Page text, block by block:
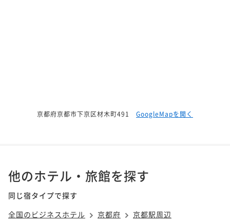
京都府京都市下京区材木町491 GoogleMapを開く
他のホテル・旅館を探す
同じ宿タイプで探す
全国のビジネスホテル
京都府 京都駅周辺